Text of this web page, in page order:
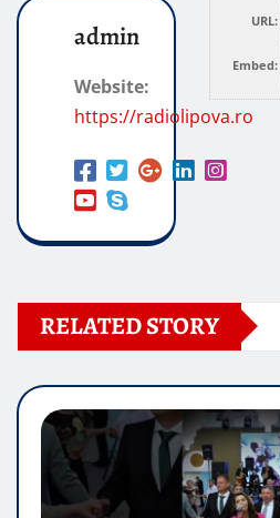
URL:
Embed:
admin
Website:
https://radiolipova.ro
RELATED STORY